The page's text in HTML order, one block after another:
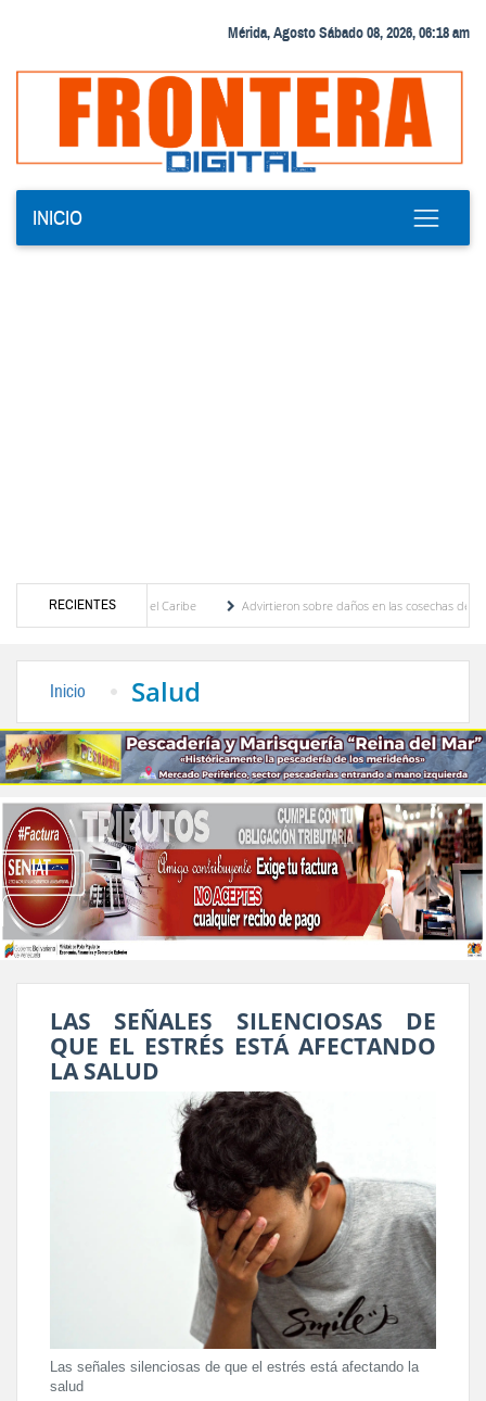
Mérida, Agosto Sábado 08, 2026, 06:18 am
INICIO
RECIENTES
y del Caribe
Advirtieron sobre daños en las cosechas de los Andes
Inicio Salud
LAS SEÑALES SILENCIOSAS DE
QUE EL ESTRÉS ESTÁ AFECTANDO
LA SALUD
Las señales silenciosas de que el estrés está afectando la
salud